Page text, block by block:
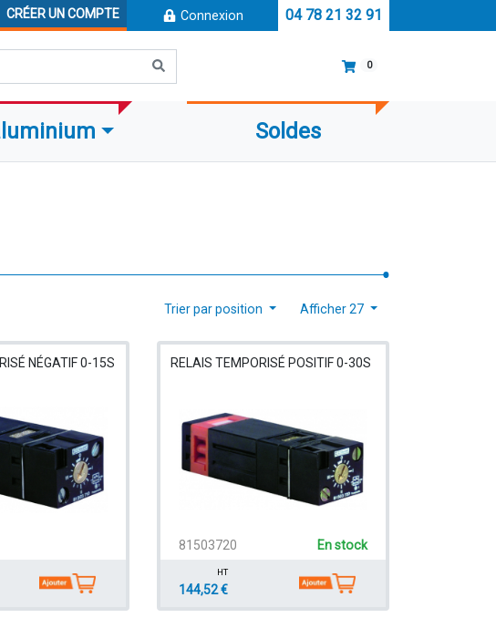
CRÉER UN COMPTE Connexion 04 78 21 32 91
0
Soldes
Afficher 27
Trier par position
NÉGATIF 0-15S RELAIS TEMPORISÉ POSITIF 0-30S
81503720 En stock
HT
144,52 €